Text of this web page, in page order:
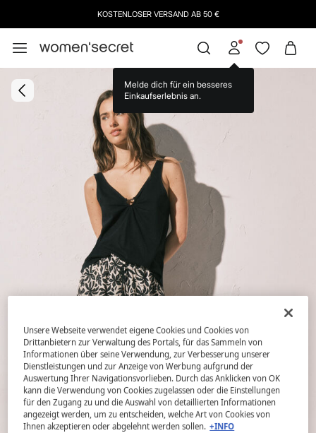
KOSTENLOSER VERSAND AB 50 €
Melde dich für ein besseres
Einkaufserlebnis an.
Unsere Webseite verwendet eigene Cookies und Cookies von
Drittanbietern zur Verwaltung des Portals, für das Sammeln von
Informationen über seine Verwendung, zur Verbesserung unserer
Dienstleistungen und zur Anzeige von Werbung aufgrund der
Auswertung Ihrer Navigationsvorlieben. Durch das Anklicken von OK
kann die Verwendung von Cookies zugelassen oder die Einstellungen
für den Zugang zu und die Auswahl von detaillierten Informationen
angezeigt werden, um zu entscheiden, welche Art von Cookies von
Ihnen akzeptieren oder abgelehnt werden sollen. +INFO